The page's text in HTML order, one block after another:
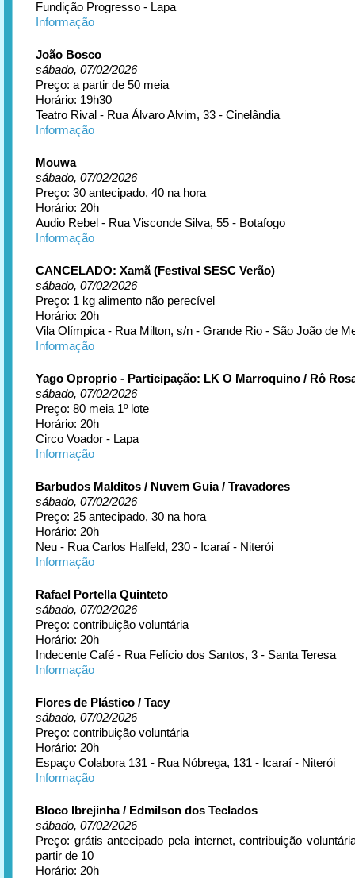
Fundição Progresso - Lapa
Informação
João Bosco
sábado, 07/02/2026
Preço: a partir de 50 meia
Horário: 19h30
Teatro Rival - Rua Álvaro Alvim, 33 - Cinelândia
Informação
Mouwa
sábado, 07/02/2026
Preço: 30 antecipado, 40 na hora
Horário: 20h
Audio Rebel - Rua Visconde Silva, 55 - Botafogo
Informação
CANCELADO: Xamã (Festival SESC Verão)
sábado, 07/02/2026
Preço: 1 kg alimento não perecível
Horário: 20h
Vila Olímpica - Rua Milton, s/n - Grande Rio - São João de
Informação
Yago Oproprio - Participação: LK O Marroquino / Rô
sábado, 07/02/2026
Preço: 80 meia 1º lote
Horário: 20h
Circo Voador - Lapa
Informação
Barbudos Malditos / Nuvem Guia / Travadores
sábado, 07/02/2026
Preço: 25 antecipado, 30 na hora
Horário: 20h
Neu - Rua Carlos Halfeld, 230 - Icaraí - Niterói
Informação
Rafael Portella Quinteto
sábado, 07/02/2026
Preço: contribuição voluntária
Horário: 20h
Indecente Café - Rua Felício dos Santos, 3 - Santa Teresa
Informação
Flores de Plástico / Tacy
sábado, 07/02/2026
Preço: contribuição voluntária
Horário: 20h
Espaço Colabora 131 - Rua Nóbrega, 131 - Icaraí - Niterói
Informação
Bloco Ibrejinha / Edmilson dos Teclados
sábado, 07/02/2026
Preço: grátis antecipado pela internet, contribuição
partir de 10
Horário: 20h